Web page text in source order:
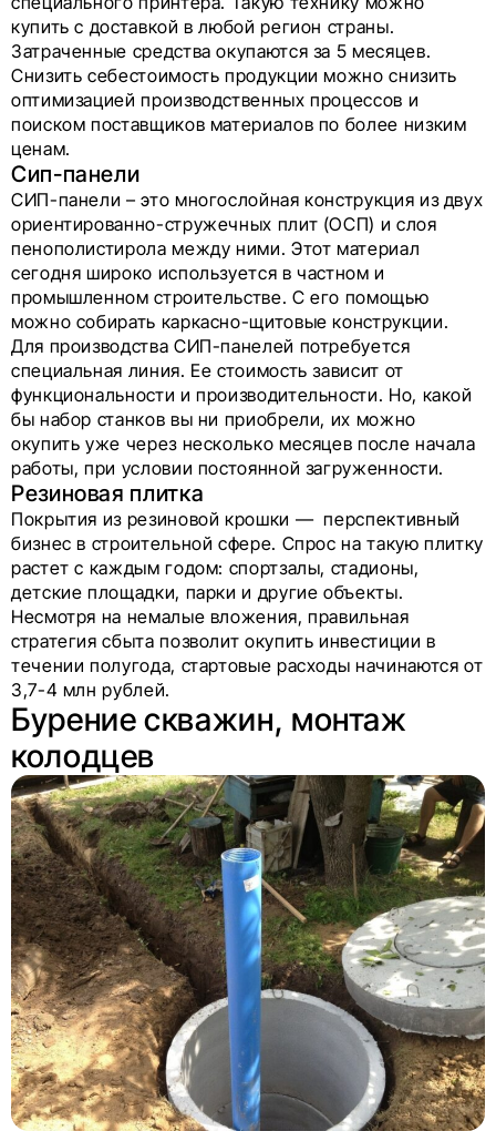
купить с доставкой в любой регион страны.
Затраченные средства окупаются за 5 месяцев.
Снизить себестоимость продукции можно снизить
оптимизацией производственных процессов и
поиском поставщиков материалов по более низким
ценам.
Сип-панели
СИП-панели – это многослойная конструкция из двух
ориентированно-стружечных плит (ОСП) и слоя
пенополистирола между ними. Этот материал
сегодня широко используется в частном и
промышленном строительстве. С его помощью
можно собирать каркасно-щитовые конструкции.
Для производства СИП-панелей потребуется
специальная линия. Ее стоимость зависит от
функциональности и производительности. Но, какой
бы набор станков вы ни приобрели, их можно
окупить уже через несколько месяцев после начала
работы, при условии постоянной загруженности.
Резиновая плитка
Покрытия из резиновой крошки — перспективный
бизнес в строительной сфере. Спрос на такую плитку
растет с каждым годом: спортзалы, стадионы,
детские площадки, парки и другие объекты.
Несмотря на немалые вложения, правильная
стратегия сбыта позволит окупить инвестиции в
течении полугода, стартовые расходы начинаются от
3,7-4 млн рублей.
Бурение скважин, монтаж
колодцев